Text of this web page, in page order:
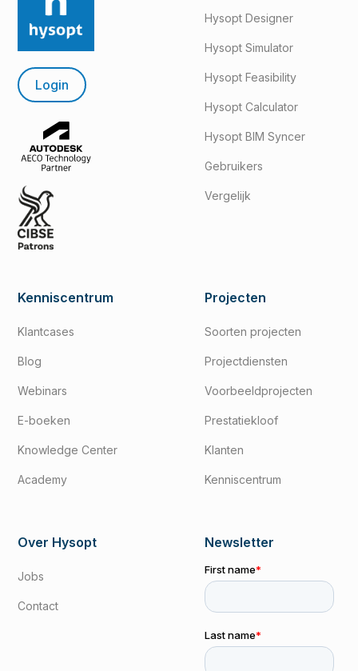
Login
Hysopt Designer
Hysopt Simulator
Hysopt Feasibility
Hysopt Calculator
Hysopt BIM Syncer
Gebruikers
Vergelijk
Kenniscentrum
Klantcases
Blog
Webinars
E-boeken
Knowledge Center
Academy
Projecten
Soorten projecten
Projectdiensten
Voorbeeldprojecten
Prestatiekloof
Klanten
Kenniscentrum
Over Hysopt
Jobs
Contact
Newsletter